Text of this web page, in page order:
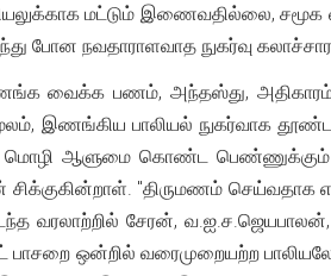
மட்டும் இணைவதில்லை,
போன நவதாராளவாத நுகர்வு
வைக்க பணம், அந்தஸ்து,
இணங்கிய பாலியல் நுகர்வாக
ஆளுமை கொண்ட பெண்ணுக்கும்
"திருமணம் செய்வதாக
வரலாற்றில் சேரன்,
ஒன்றில் வரைமுறையற்ற